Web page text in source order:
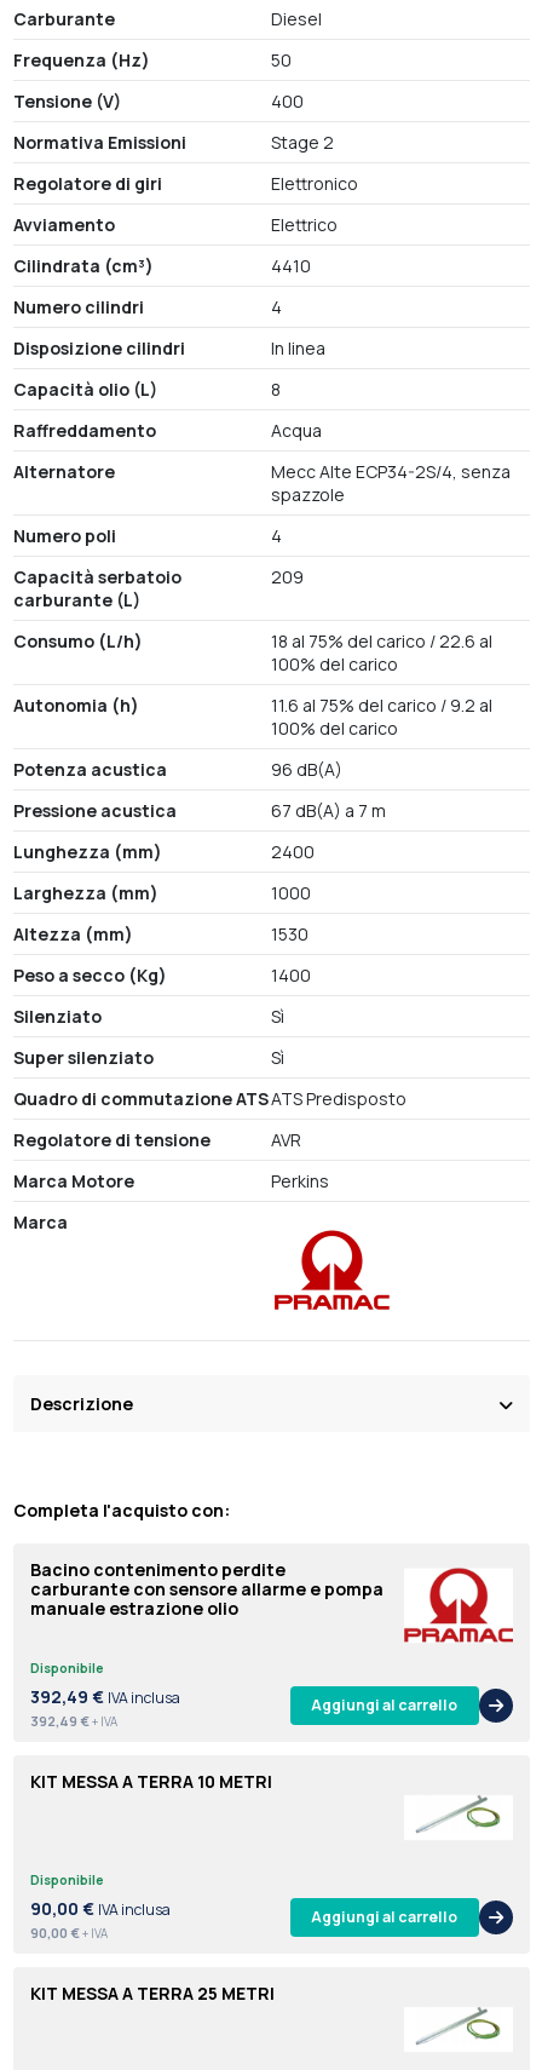
Carburante
Diesel
Frequenza (Hz)
50
Tensione (V)
400
Normativa Emissioni
Stage 2
Regolatore di giri
Elettronico
Avviamento
Elettrico
Cilindrata (cm³)
4410
Numero cilindri
4
Disposizione cilindri
In linea
Capacità olio (L)
8
Raffreddamento
Acqua
Alternatore
Mecc Alte ECP34-2S/4, senza
spazzole
Numero poli
4
Capacità serbatoio
carburante (L)
209
Consumo (L/h)
18 al 75% del carico / 22.6 al
100% del carico
Autonomia (h)
11.6 al 75% del carico / 9.2 al
100% del carico
Potenza acustica
96 dB(A)
Pressione acustica
67 dB(A) a 7 m
Lunghezza (mm)
2400
Larghezza (mm)
1000
Altezza (mm)
1530
Peso a secco (Kg)
1400
Silenziato
Sì
Super silenziato
Sì
Quadro di commutazione ATSATS Predisposto
Regolatore di tensione
AVR
Marca Motore
Perkins
Marca
Descrizione
Completa l'acquisto con:
Bacino contenimento perdite
carburante con sensore allarme e pompa
manuale estrazione olio
Disponibile
392,49 € IVA inclusa
392,49 €+ IVA
Aggiungi al carrello
KIT MESSA A TERRA 10 METRI
Disponibile
90,00 € IVA inclusa
90,00 €+ IVA
Aggiungi al carrello
KIT MESSA A TERRA 25 METRI